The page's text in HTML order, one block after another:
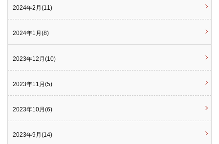
2024年2月(11)
2024年1月(8)
2023年12月(10)
2023年11月(5)
2023年10月(6)
2023年9月(14)